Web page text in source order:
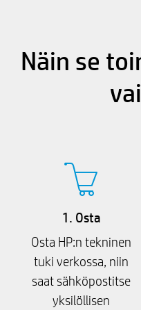
Näin se
1. Osta
Osta HP:n tekninen
tuki verkossa, niin
saat sähköpostitse
yksilöllisen